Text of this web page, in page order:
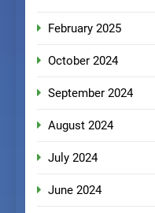
February 2025
October 2024
September 2024
August 2024
July 2024
June 2024